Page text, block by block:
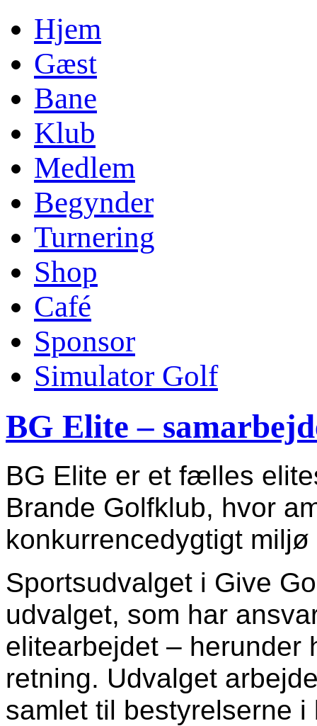
Hjem
Gæst
Bane
Klub
Medlem
Begynder
Turnering
Shop
Café
Sponsor
Simulator Golf
BG Elite –
BG Elite er et fælles
Brande Golfklub, hvor
konkurrencedygtigt
Sportsudvalget i Give
udvalget, som har
elitearbejdet –
retning. Udvalget
samlet til bestyrelserne